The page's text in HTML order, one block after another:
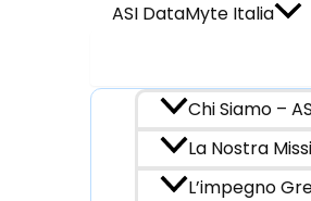
ASI DataMyte Italia
Chi Siamo –
La Nostra
L’impegno